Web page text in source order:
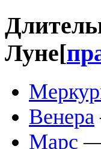
Луне[
Венера
Марс —